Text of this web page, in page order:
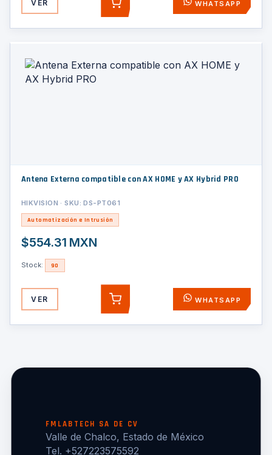
VER AGREGAR WHATSAPP
Antena Externa compatible con AX HOME y AX Hybrid PRO
HIKVISION · SKU: DS-PT061
Automatización e Intrusión
$554.31 MXN
Stock: 90
VER AGREGAR WHATSAPP
FMLABTECH SA DE CV
Valle de Chalco, Estado de México
Tel. +527223575592